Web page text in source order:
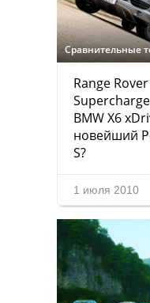
Сравнительные
Range
BMW X6
новейший
S?
1 июля 2010